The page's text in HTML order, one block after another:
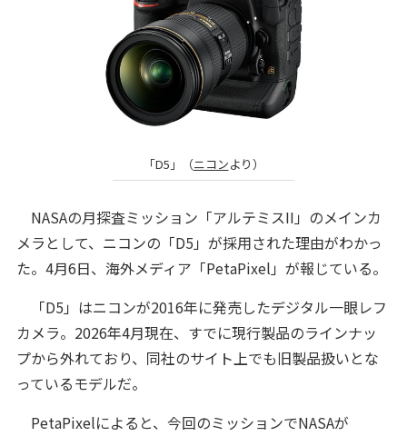
「D5」（ニコンより）
NASAの月探査ミッション「アルテミスII」のメインカ
メラとして、ニコンの「D5」が採用された理由がわかっ
た。4月6日、海外メディア「PetaPixel」が報じている。
「D5」はニコンが2016年に発売したデジタル一眼レフ
カメラ。2026年4月現在、すでに現行製品のラインナッ
プから外れており、同社のサイト上でも旧製品扱いとな
っているモデルだ。
PetaPixelによると、今回のミッションでNASAが